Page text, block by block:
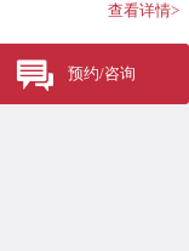
查看详情>
预约/咨询